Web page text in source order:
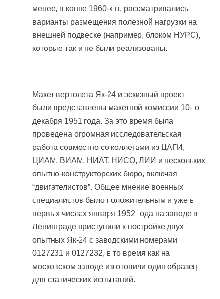
менее, в конце 1960-х гг. рассматривались
варианты размещения полезной нагрузки на
внешней подвеске (например, блоком НУРС),
которые так и не были реализованы.
Макет вертолета Як-24 и эскизный проект
были представлены макетной комиссии 10-го
декабря 1951 года. За это время была
проведена огромная исследовательская
работа совместно со коллегами из ЦАГИ,
ЦИАМ, ВИАМ, НИАТ, НИСО, ЛИИ и нескольких
опытно-конструкторских бюро, включая
“двигателистов”. Общее мнение военных
специалистов было положительным и уже в
первых числах января 1952 года на заводе в
Ленинграде приступили к постройке двух
опытных Як-24 с заводскими номерами
0127231 и 0127232, в то время как на
московском заводе изготовили один образец
для статических испытаний.